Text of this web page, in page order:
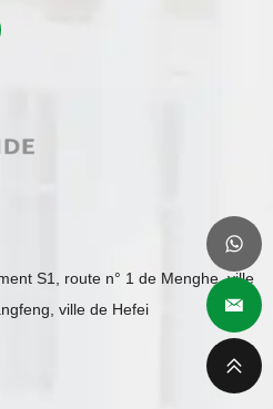
S1, route n° 1 de Menghe, ville
ville de Hefei